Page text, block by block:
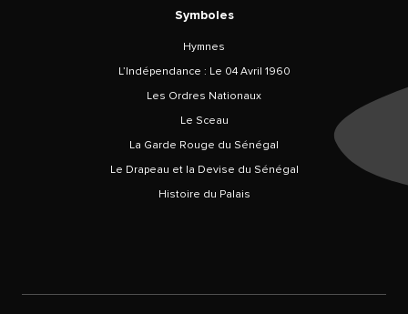
Symboles
Hymnes
L’Indépendance : Le 04 Avril 1960
Les Ordres Nationaux
Le Sceau
La Garde Rouge du Sénégal
Le Drapeau et la Devise du Sénégal
Histoire du Palais